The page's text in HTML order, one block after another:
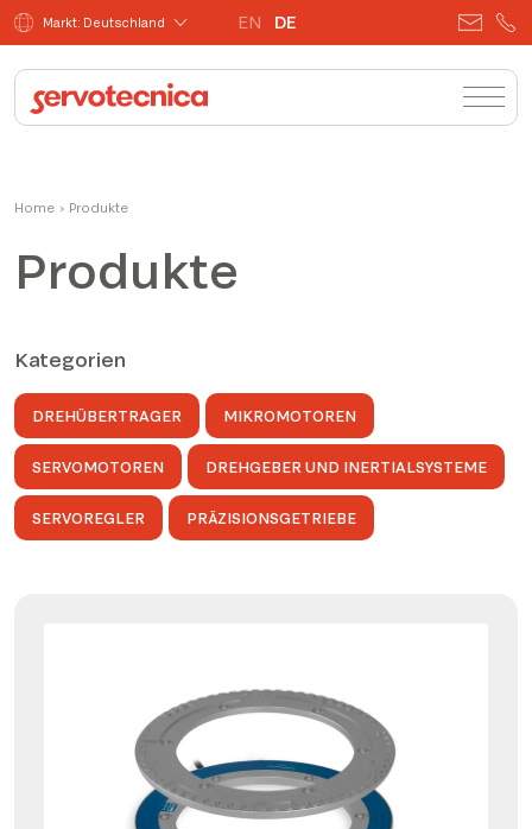
Markt: Deutschland EN DE
Home › Produkte
Produkte
Kategorien
DREHÜBERTRAGER MIKROMOTOREN
SERVOMOTOREN DREHGEBER UND INERTIALSYSTEME
SERVOREGLER PRÄZISIONSGETRIEBE